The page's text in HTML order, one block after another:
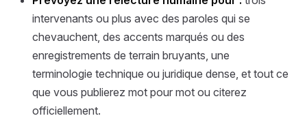
intervenants ou plus avec des paroles qui se
chevauchent, des accents marqués ou des
enregistrements de terrain bruyants, une
terminologie technique ou juridique dense, et tout ce
que vous publierez mot pour mot ou citerez
officiellement.